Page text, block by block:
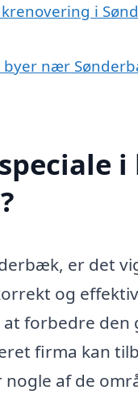
i
byer nær
er det
og
forbedre
firma kan
af de